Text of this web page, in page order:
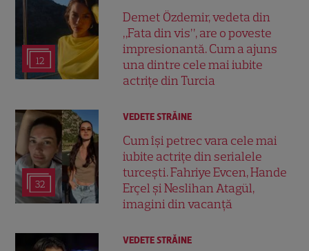
12
Demet Özdemir, vedeta din
„Fata din vis”, are o poveste
impresionantă. Cum a ajuns
una dintre cele mai iubite
actrițe din Turcia
32
VEDETE STRĂINE
Cum își petrec vara cele mai
iubite actrițe din serialele
turcești. Fahriye Evcen, Hande
Erçel și Neslihan Atagül,
imagini din vacanță
VEDETE STRĂINE